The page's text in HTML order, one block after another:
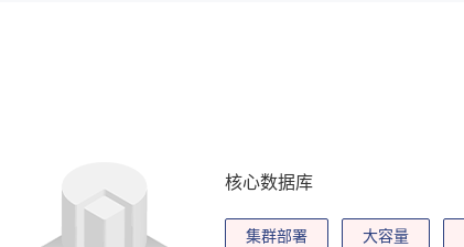
核心数据库
集群部署 大容量